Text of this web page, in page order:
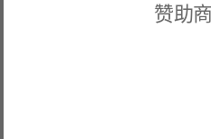
赞助